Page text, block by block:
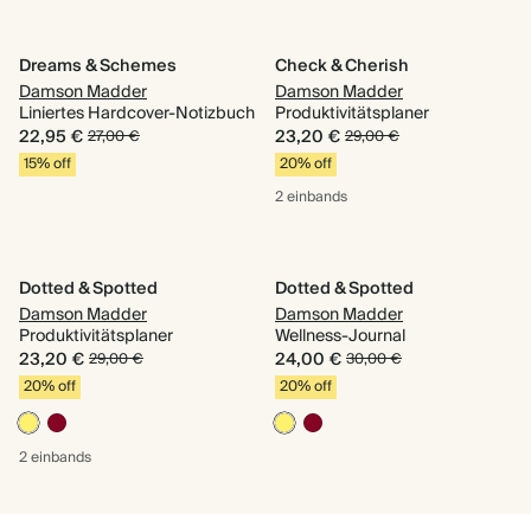
Dreams & Schemes
Damson Madder
Liniertes Hardcover-Notizbuch
22,95 €27,00 €
15% off
Check & Cherish
Damson Madder
Produktivitätsplaner
23,20 €29,00 €
20% off
2 einbands
Dotted & Spotted
Damson Madder
Produktivitätsplaner
23,20 €29,00 €
20% off
2 einbands
Dotted & Spotted
Damson Madder
Wellness-Journal
24,00 €30,00 €
20% off